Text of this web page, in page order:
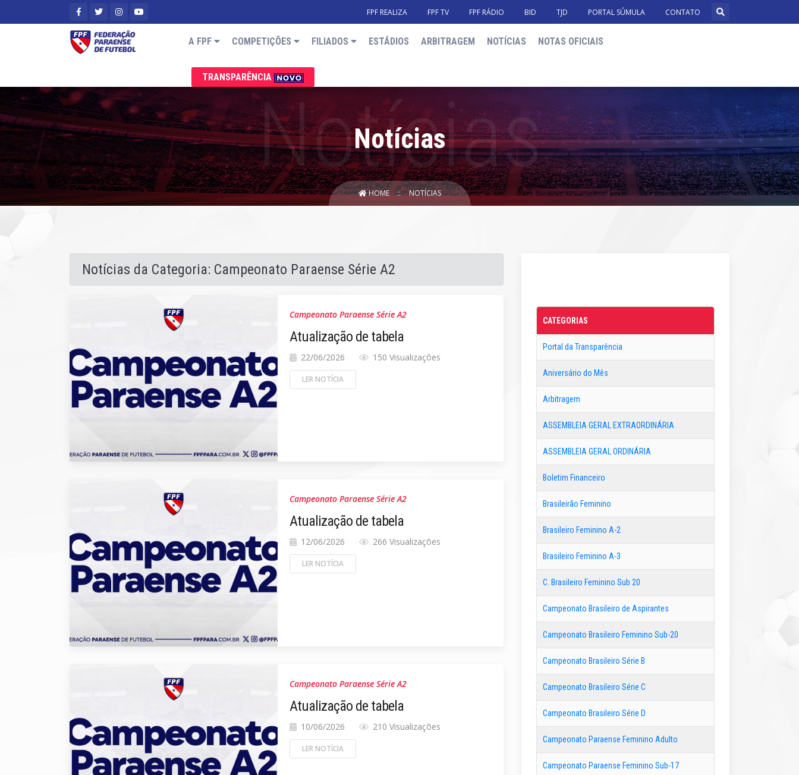
FPF REALIZA FPF TV FPF RÁDIO BID TJD PORTAL SÚMULA CONTATO
A FPF COMPETIÇÕES FILIADOS ESTÁDIOS ARBITRAGEM NOTÍCIAS NOTAS OFICIAIS
TRANSPARÊNCIA
Notícias
HOME NOTÍCIAS
Notícias da Categoria: Campeonato Paraense Série A2
Campeonato Paraense Série A2
Atualização de tabela
22/06/2026 150 Visualizações
LER NOTÍCIA
Campeonato Paraense Série A2
Atualização de tabela
12/06/2026 266 Visualizações
LER NOTÍCIA
Campeonato Paraense Série A2
Atualização de tabela
10/06/2026 210 Visualizações
LER NOTÍCIA
CATEGORIAS
Portal da Transparência
Aniversário do Mês
Arbitragem
ASSEMBLEIA GERAL EXTRAORDINÁRIA
ASSEMBLEIA GERAL ORDINÁRIA
Boletim Financeiro
Brasileirão Feminino
Brasileiro Feminino A-2
Brasileiro Feminino A-3
C. Brasileiro Feminino Sub 20
Campeonato Brasileiro de Aspirantes
Campeonato Brasileiro Feminino Sub-20
Campeonato Brasileiro Série B
Campeonato Brasileiro Série C
Campeonato Brasileiro Série D
Campeonato Paraense Feminino Adulto
Campeonato Paraense Feminino Sub-17